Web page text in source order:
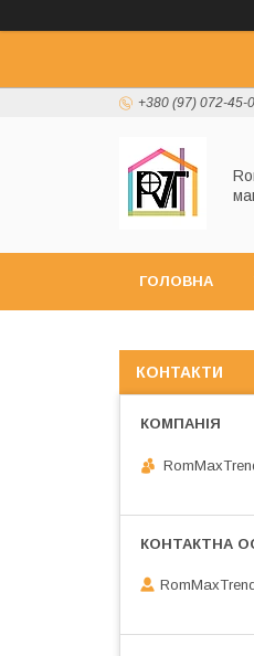
+380 (97) 072-45-
ГОЛОВНА
КОНТАКТИ